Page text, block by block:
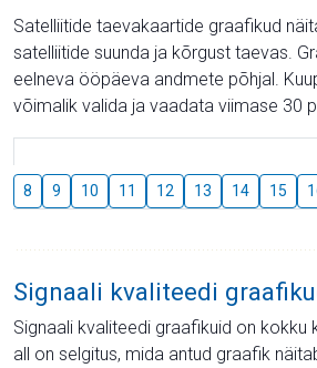
Satelliitide taevakaartide graafikud
satelliitide suunda ja kõrgust taevas.
eelneva ööpäeva andmete põhjal.
võimalik valida ja vaadata viimase 30
8 9 10 11 12 13 14 15
Signaali kvaliteedi
Signaali kvaliteedi graafikuid on kokku
all on selgitus, mida antud graafik